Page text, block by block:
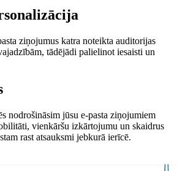
ziņojumus katra noteikta auditorijas
tādējādi palielinot iesaisti un
nodrošināsim jūsu e-pasta ziņojumiem
vienkāršu izkārtojumu un skaidrus
rast atsauksmi jebkurā ierīcē.